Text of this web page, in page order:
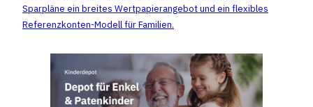
Sparpläne ein breites Wertpapierangebot und ein flexibles
Referenzkonten-Modell für Familien.